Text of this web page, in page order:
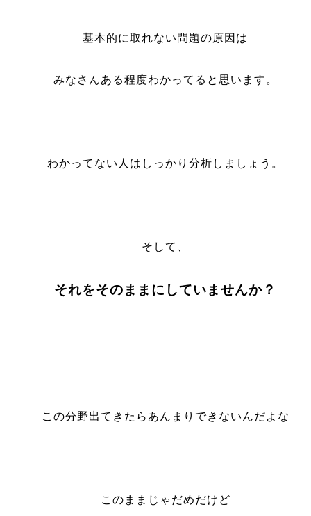
基本的に取れない問題の原因は
みなさんある程度わかってると思います。
わかってない人はしっかり分析しましょう。
そして、
それをそのままにしていませんか？
この分野出てきたらあんまりできないんだよな
このままじゃだめだけど